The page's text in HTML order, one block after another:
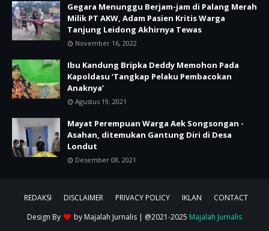
Gegara Menunggu Berjam-jam di Palang Merah
Milik PT AKW, Adam Pasien Kritis Warga
Tanjung Leidong Akhirnya Tewas
November 16, 2022
Ibu Kandung Bripka Deddy Memohon Pada
Kapoldasu ‘Tangkap Pelaku Pembacokan
Anaknya’
Agustus 19, 2021
Mayat Perempuan Warga Aek Songsongan -
Asahan, ditemukan Gantung Diri di Desa
Londut
Desember 08, 2021
REDAKSI DISCLAIMER PRIVACY POLICY IKLAN
CONTACT
Design By
by Majalah Jurnalis | @2021-2025 Majalah Jurnalis